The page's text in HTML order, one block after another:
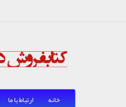
خانه ارتباط با ما